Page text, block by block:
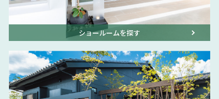
ショールームを探す